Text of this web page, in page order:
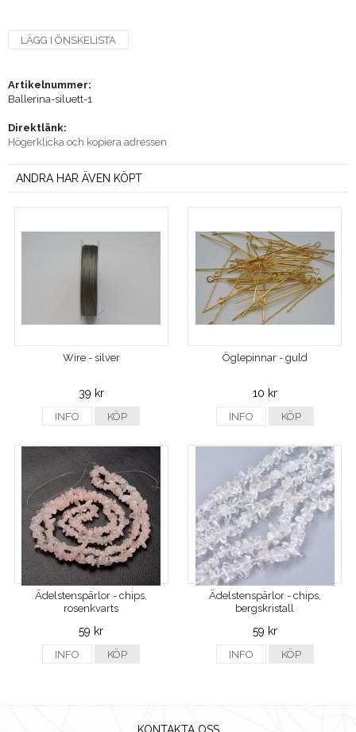
LÄGG I ÖNSKELISTA
Artikelnummer:
Ballerina-siluett-1
Direktlänk:
Högerklicka och kopiera adressen
ANDRA HAR ÄVEN KÖPT
Wire - silver
39 kr
INFO KÖP
Öglepinnar - guld
10 kr
INFO KÖP
Ädelstenspärlor - chips,
rosenkvarts
59 kr
INFO KÖP
Ädelstenspärlor - chips,
bergskristall
59 kr
INFO KÖP